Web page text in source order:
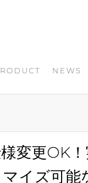
NEWS
変更OK
イズ可能